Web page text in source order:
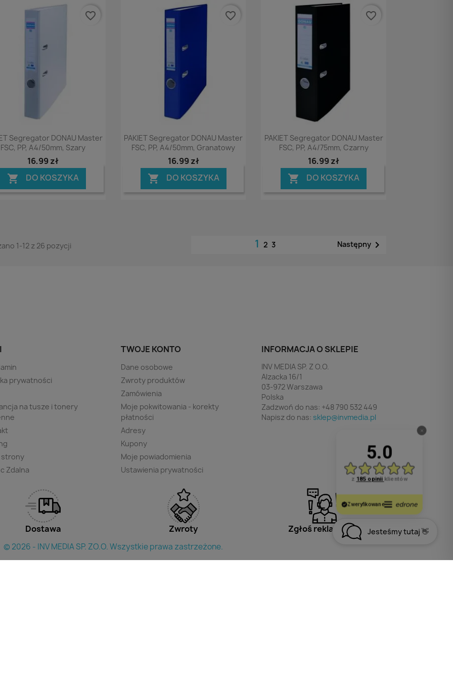
Podgląd
Segregator DONAU Master
FSC, PP, A4/50mm, Szary
16,99 zł
 DO KOSZYKA
favorite_border
Podgląd
PAKIET Segregator DONAU Master
FSC, PP, A4/50mm, Granatowy
16,99 zł
 DO KOSZYKA
favorite_border
Podgląd
PAKIET Segregator DONAU Master
FSC, PP, A4/75mm, Czarny
16,99 zł
 DO KOSZYKA
favorite_border
1-12 z 26 pozycji 1 2 3 Następny
prywatności
na tusze i tonery
strony
Zdalna
TWOJE KONTO
Dane osobowe
Zwroty produktów
Zamówienia
Moje pokwitowania - korekty
płatności
Adresy
Kupony
Moje powiadomienia
Ustawienia prywatności
INFORMACJA O SKLEPIE
INV MEDIA SP. Z O.O.
Alzacka 16/1
03-972 Warszawa
Polska
Zadzwoń do nas: +48 790 532 449
Napisz do nas: sklep@invmedia.pl
Jesteśmy tutaj 👋
Dostawa Zwroty Zgłoś reklamację
© 2026 - INV MEDIA SP. ZO.O. Wszystkie prawa zastrzeżone.